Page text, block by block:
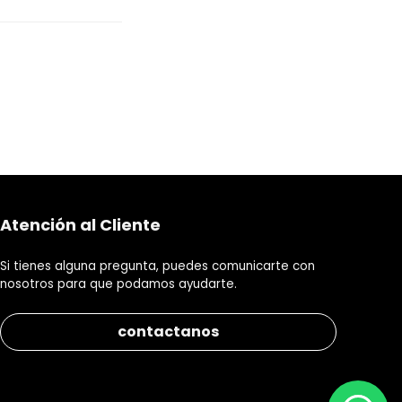
Atención al Cliente
Si tienes alguna pregunta, puedes comunicarte con
nosotros para que podamos ayudarte.
contactanos